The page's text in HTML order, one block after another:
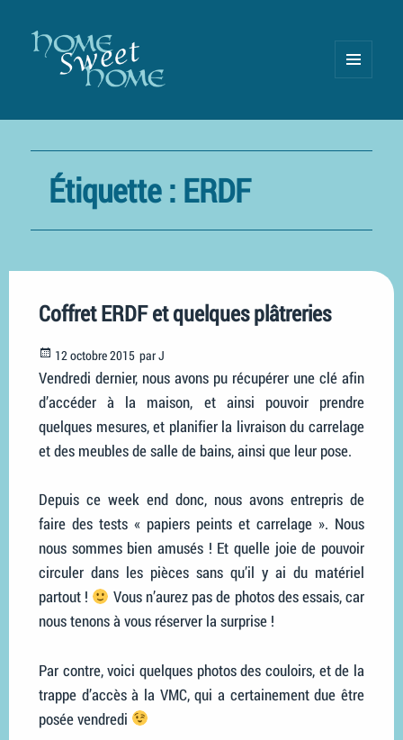
Étiquette : ERDF
Coffret ERDF et quelques plâtreries
Posted
on
12 octobre 2015 parJ
Vendredi dernier, nous avons pu récupérer une clé afin
d’accéder à la maison, et ainsi pouvoir prendre
quelques mesures, et planifier la livraison du carrelage
et des meubles de salle de bains, ainsi que leur pose.
Depuis ce week end donc, nous avons entrepris de
faire des tests « papiers peints et carrelage ». Nous
nous sommes bien amusés ! Et quelle joie de pouvoir
circuler dans les pièces sans qu’il y ai du matériel
partout !
Vous n’aurez pas de photos des essais, car
nous tenons à vous réserver la surprise !
Par contre, voici quelques photos des couloirs, et de la
trappe d’accès à la VMC, qui a certainement due être
posée vendredi